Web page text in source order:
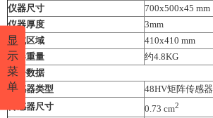
仪器尺寸
700x500x45 mm
仪器厚度
3mm
测试区域
410x410 mm
仪器重量
约4.8KG
电子数据
传感器类型
48HV矩阵传感器
传感器尺寸
0.73 cm2
显
示
菜
单